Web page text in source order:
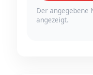
Der angegebene
angezeigt.